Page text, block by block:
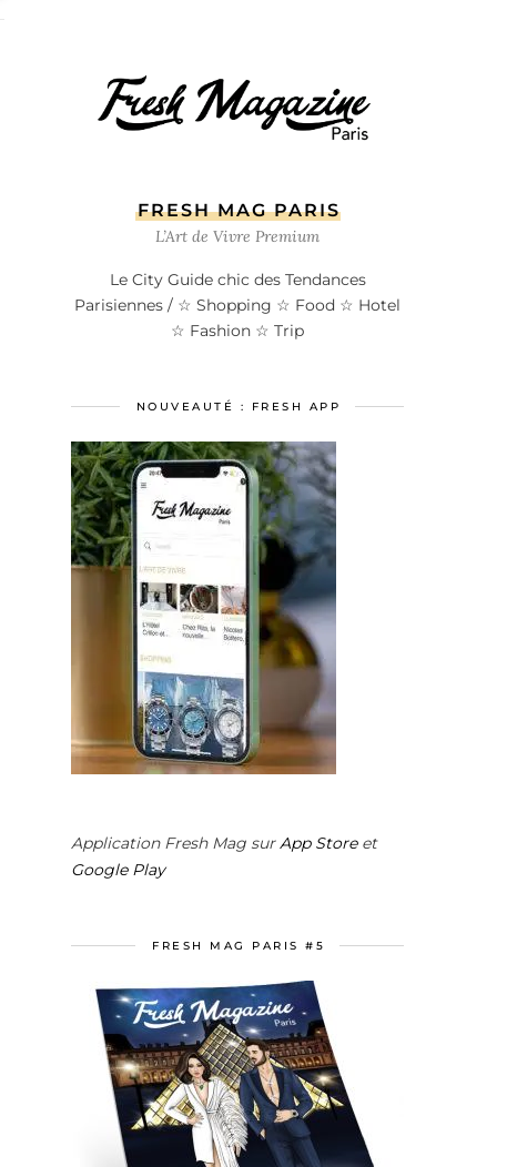
FRESH MAG PARIS
L’Art de Vivre Premium
Le City Guide chic des Tendances
Parisiennes / ☆ Shopping ☆ Food ☆ Hotel
☆ Fashion ☆ Trip
NOUVEAUTÉ : FRESH APP
Application Fresh Mag surApp Storeet
Google Play
FRESH MAG PARIS #5